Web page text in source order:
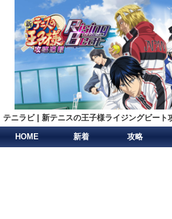
テニラビ | 新テニスの王子様ライジングビート
HOME 新着 攻略